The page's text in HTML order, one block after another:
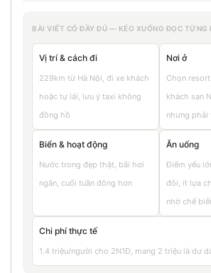
BÀI VIẾT CÓ ĐẦY ĐỦ — KÉO XUỐNG ĐỌC TỪNG
Vị trí & cách đi
229km từ Hà Nội, đi xe khách
hoặc tự lái, lưu ý taxi không
đồng hồ
Nơi ở
Chọn
khách sạn
nhưng phải
Biển & hoạt động
Nước trong đẹp thật, bãi hơi
ngắn, cuối tuần đông hơn
Ăn uống
Điểm yếu
đôi, ít lựa
nhờ chế
Chi phí thực tế
1.4 triệu/người cho 2N1Đ, mang 2 triệu là dư